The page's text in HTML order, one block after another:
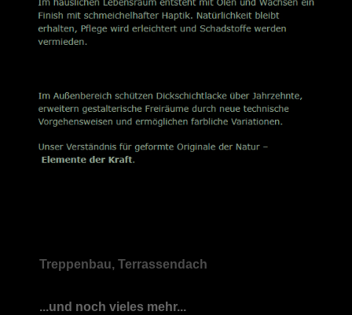
Treppenbau, Terrassendach
...und noch vieles mehr...